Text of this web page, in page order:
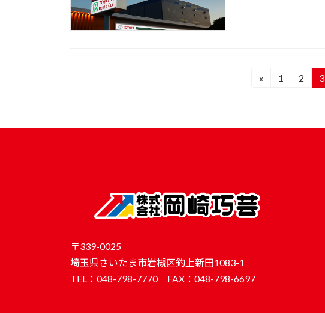
の
り
«
固
1
固
2
固
3
〒339-0025
埼玉県さいたま市岩槻区釣上新田1083-1
TEL：048-798-7770 FAX：048-798-6697